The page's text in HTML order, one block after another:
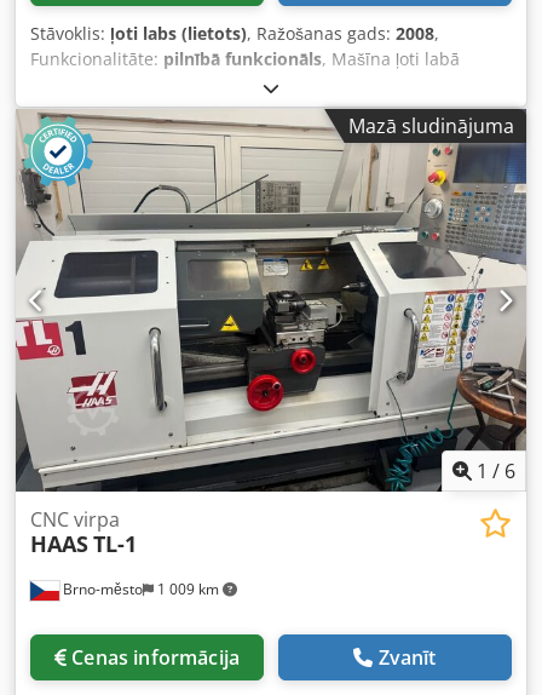
Stāvoklis: ļoti labs (lietots), Ražošanas gads: 2008,
Funkcionalitāte: pilnībā funkcionāls, Mašīna ļoti labā
stāvoklī. Slīpēšanas garums 600 mm Crsdpfjzlguvox Apysf
Slīpēšanas platums 400 mm Slīpēšanas augstums 375 mm
Darbgaldā pieļaujamā slodze 600 kg X ass: 10–650 mm Y
ass: 140–525 mm Z ass: 400 mm C ass – slīpēšanas
vārpstas ātrums: 1000–3180 apgr./min. Slīpripa (standarta)
300 x 50 x 76,2 mm
Mazā sludinājuma
1 / 6
Brno-město 1 009 km
CNC virpa
HAASTL-1
Cenas informācija Zvanīt